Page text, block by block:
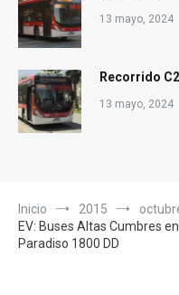
13 mayo, 2024
Recorrido
13 mayo, 2024
Inicio 2015
EV: Buses Altas Cumbres
Paradiso 1800 DD